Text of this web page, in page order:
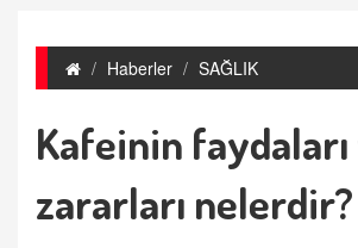
Haberler SAĞLIK
Kafeinin
zararları nelerdir?